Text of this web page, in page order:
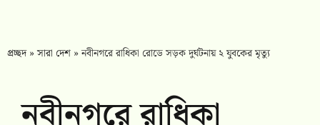
প্রচ্ছদ»সারা দেশ »নবীনগরে রাধিকা রোডে সড়ক দুর্ঘটনায় ২ যুবকের মৃত্যু